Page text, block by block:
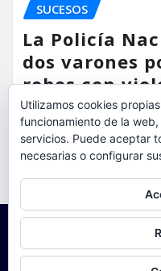
SUCESOS
La Policía
dos varones
robos con
misma
torrent al dia
Utilizamos cookies
funcionamiento de la
servicios. Puede aceptar
necesarias o configurar
Para obtener más